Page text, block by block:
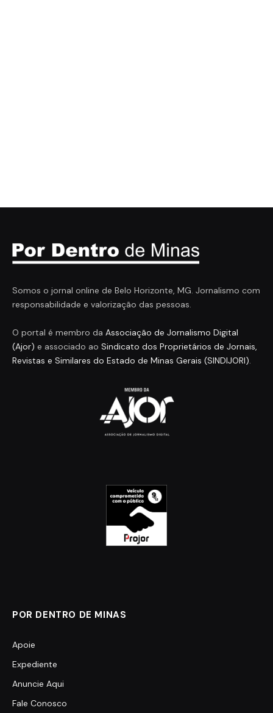
Somos o jornal online de Belo Horizonte, MG. Jornalismo com
responsabilidade e valorização das pessoas.
O portal é membro da Associação de Jornalismo Digital
(Ajor) e associado ao Sindicato dos Proprietários de Jornais,
Revistas e Similares do Estado de Minas Gerais (SINDIJORI).
POR DENTRO DE MINAS
Apoie
Expediente
Anuncie Aqui
Fale Conosco